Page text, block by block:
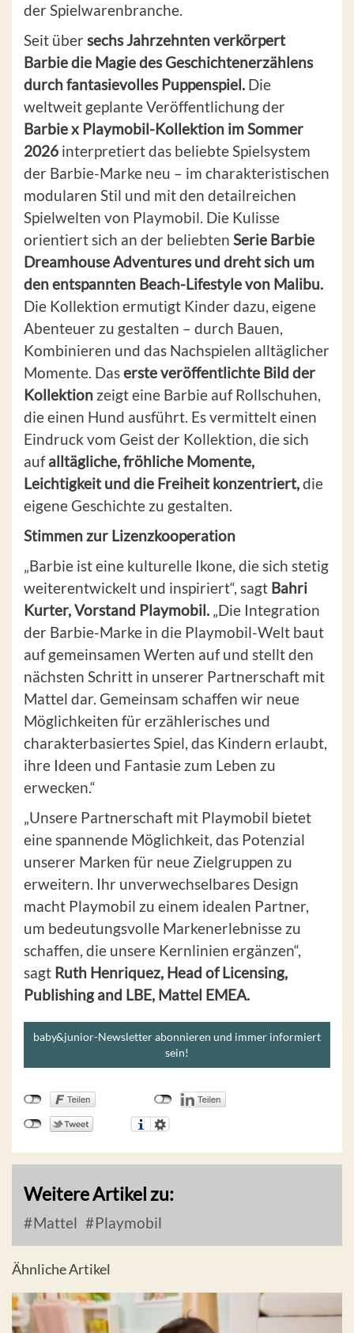
der Spielwarenbranche.
Seit übersechs Jahrzehnten verkörpert
Barbie die Magie des Geschichtenerzählens
durch fantasievolles Puppenspiel. Die
weltweit geplante Veröffentlichung der
Barbie x Playmobil-Kollektion im Sommer
2026 interpretiert das beliebte Spielsystem
der Barbie-Marke neu – im charakteristischen
modularen Stil und mit den detailreichen
Spielwelten von Playmobil. Die Kulisse
orientiert sich an der beliebten Serie Barbie
Dreamhouse Adventures und dreht sich um
den entspannten Beach-Lifestyle von Malibu.
Die Kollektion ermutigt Kinder dazu, eigene
Abenteuer zu gestalten – durch Bauen,
Kombinieren und das Nachspielen alltäglicher
Momente. Daserste veröffentlichte Bild der
Kollektion zeigt eine Barbie auf Rollschuhen,
die einen Hund ausführt. Es vermittelt einen
Eindruck vom Geist der Kollektion, die sich
aufalltägliche, fröhliche Momente,
Leichtigkeit und die Freiheit konzentriert,die
eigene Geschichte zu gestalten.
Stimmen zur Lizenzkooperation
„Barbie ist eine kulturelle Ikone, die sich stetig
weiterentwickelt und inspiriert“, sagt Bahri
Kurter, Vorstand Playmobil. „Die Integration
der Barbie-Marke in die Playmobil-Welt baut
auf gemeinsamen Werten auf und stellt den
nächsten Schritt in unserer Partnerschaft mit
Mattel dar. Gemeinsam schaffen wir neue
Möglichkeiten für erzählerisches und
charakterbasiertes Spiel, das Kindern erlaubt,
ihre Ideen und Fantasie zum Leben zu
erwecken.“
„Unsere Partnerschaft mit Playmobil bietet
eine spannende Möglichkeit, das Potenzial
unserer Marken für neue Zielgruppen zu
erweitern. Ihr unverwechselbares Design
macht Playmobil zu einem idealen Partner,
um bedeutungsvolle Markenerlebnisse zu
schaffen, die unsere Kernlinien ergänzen“,
sagt Ruth Henriquez, Head of Licensing,
Publishing and LBE, Mattel EMEA.
baby&junior-Newsletter abonnieren und immer informiert
sein!
Weitere Artikel zu:
Mattel Playmobil
Ähnliche Artikel